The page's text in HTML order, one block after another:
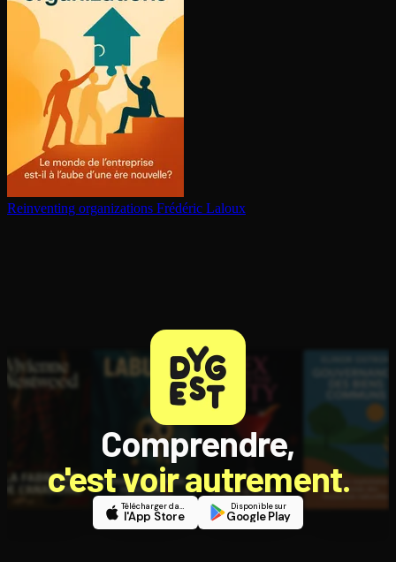
Reinventing or­ga­ni­za­tions Frédéric Laloux
Comprendre,
c'est voir autrement.
Télécharger dans
l'App Store
Disponible sur
Google Play